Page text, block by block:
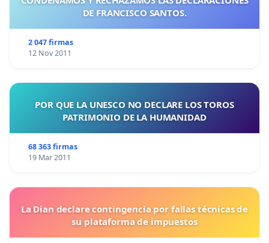
DE FRANCISCO SANTOS.
2 047 firmas
12 Nov 2011
POR QUE LA UNESCO NO DECLARE LOS TOROS
PATRIMONIO DE LA HUMANIDAD
68 363 firmas
19 Mar 2011
La Dian declare contingencia por fallas técnicas de
su plataforma de impuestos